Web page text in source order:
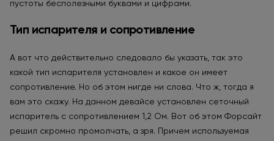
пустоты бесполезными буквами и цифрами.
Тип испарителя и сопротивление
А вот что действительно следовало бы указать, так это
какой тип испарителя установлен и какое он имеет
сопротивление. Но об этом нигде ни слова. Что ж, тогда я
вам это скажу. На данном девайсе установлен сеточный
испаритель с сопротивлением 1,2 Ом. Вот об этом Форсайт
решил скромно промолчать, а зря. Причем используемая